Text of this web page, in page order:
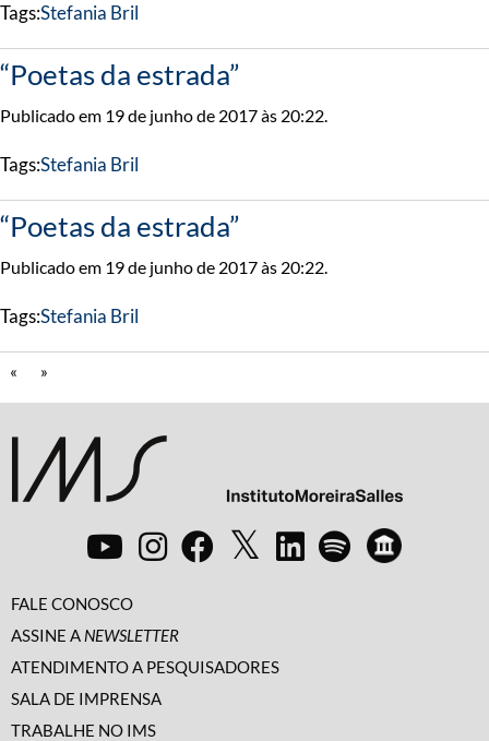
Tags:Stefania Bril
“Poetas da estrada”
Publicado em 19 de junho de 2017 às 20:22.
Tags:Stefania Bril
“Poetas da estrada”
Publicado em 19 de junho de 2017 às 20:22.
Tags:Stefania Bril
« »
FALE CONOSCO
ASSINE A NEWSLETTER
ATENDIMENTO A PESQUISADORES
SALA DE IMPRENSA
TRABALHE NO IMS